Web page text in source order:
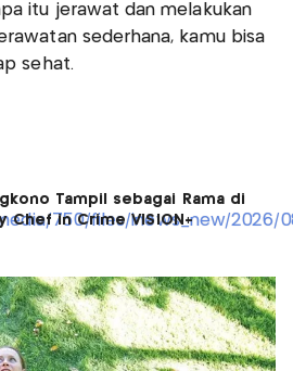
itu jerawat dan melakukan
sederhana, kamu bisa
sehat.
Tampil sebagai Rama di
Chef in Crime VISION+